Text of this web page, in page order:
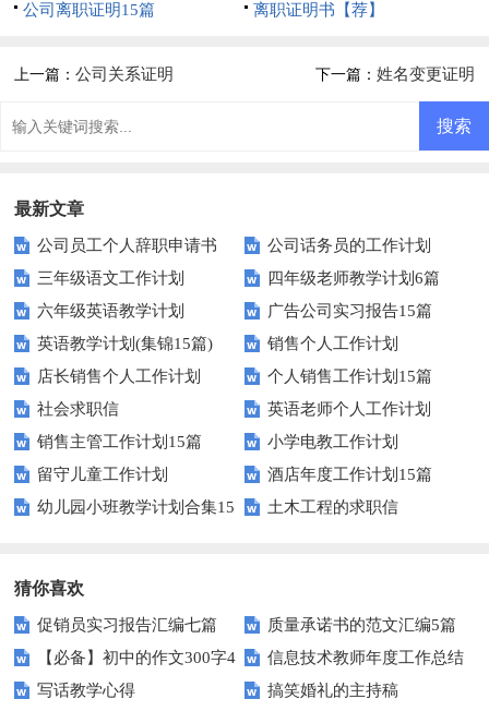
公司离职证明15篇
离职证明书【荐】
上一篇：公司关系证明 下一篇： 姓名变更证明
最新文章
公司员工个人辞职申请书
公司话务员的工作计划
三年级语文工作计划
四年级老师教学计划6篇
六年级英语教学计划
广告公司实习报告15篇
英语教学计划(集锦15篇)
销售个人工作计划
店长销售个人工作计划
个人销售工作计划15篇
社会求职信
英语老师个人工作计划
销售主管工作计划15篇
小学电教工作计划
留守儿童工作计划
酒店年度工作计划15篇
幼儿园小班教学计划合集15
土木工程的求职信
猜你喜欢
促销员实习报告汇编七篇
质量承诺书的范文汇编5篇
【必备】初中的作文300字4
篇
信息技术教师年度工作总结
写话教学心得
搞笑婚礼的主持稿